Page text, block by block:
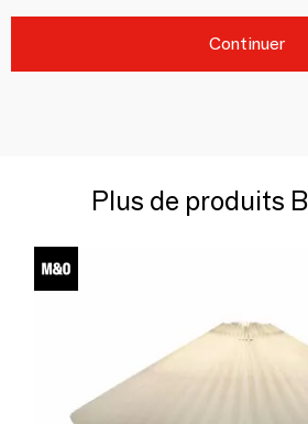
Continuer
Plus de produits